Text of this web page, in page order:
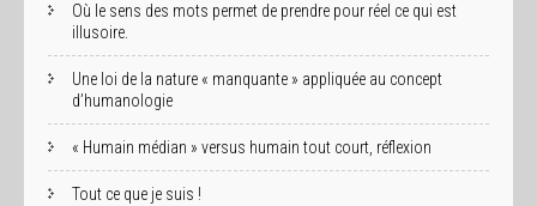
Où le sens des mots permet de prendre pour réel ce qui est
illusoire.
Une loi de la nature « manquante » appliquée au concept
d’humanologie
« Humain médian » versus humain tout court, réflexion
Tout ce que je suis !